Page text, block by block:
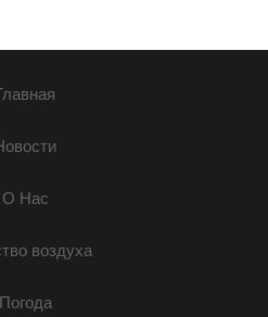
О Нас
воздуха
Погода